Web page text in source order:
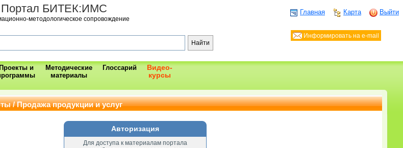
Портал БИТЕК:ИМС
методологическое сопровождение
Главная Карта Выйти
Информировать на e-mail
Проекты и
Методические
материалы
Глоссарий
Видео-
курсы
/ Продажа продукции и услуг
Авторизация
Для доступа к материалам портала